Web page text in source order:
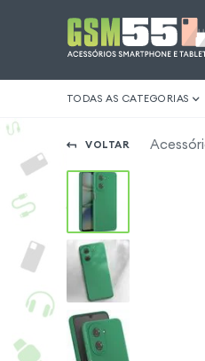
TODAS AS CATEGORIAS
VOLTAR